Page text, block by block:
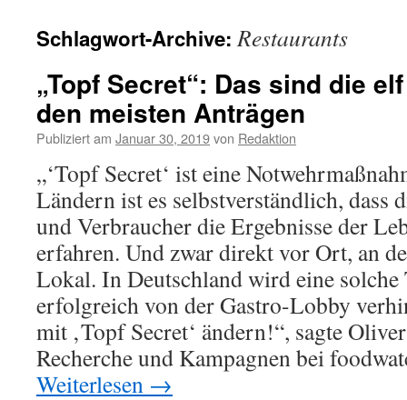
Schlagwort-Archive:Restaurants
„Topf Secret“: Das sind die
den meisten Anträgen
Publiziert am Januar 30, 2019von Redaktion
„‘Topf Secret‘ ist eine
Ländern ist es selbstverständlich, dass
und Verbraucher die Ergebnisse der
erfahren. Und zwar direkt vor Ort, an
Lokal. In Deutschland wird eine solche
erfolgreich von der Gastro-Lobby
mit ‚Topf Secret‘ ändern!“, sagte
Recherche und Kampagnen bei
Weiterlesen →